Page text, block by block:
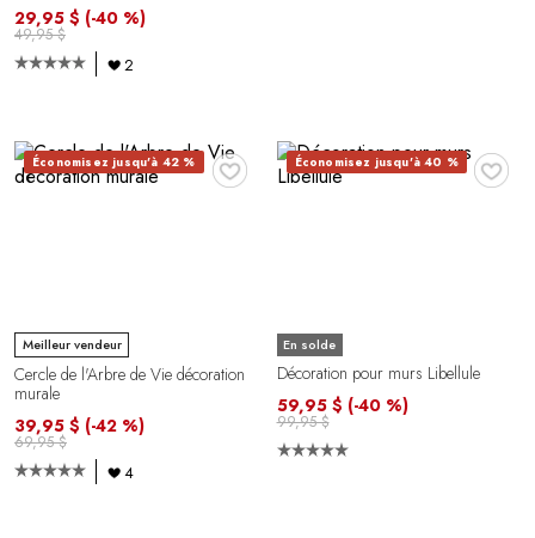
29,95 $ (-40 %)
49,95 $
2
♥
Économisez jusqu'à 42 %
Meilleur vendeur
Cercle de l'Arbre de Vie décoration
murale
39,95 $ (-42 %)
69,95 $
4
♥
Économisez jusqu'à 40 %
En solde
Décoration pour murs Libellule
59,95 $ (-40 %)
99,95 $